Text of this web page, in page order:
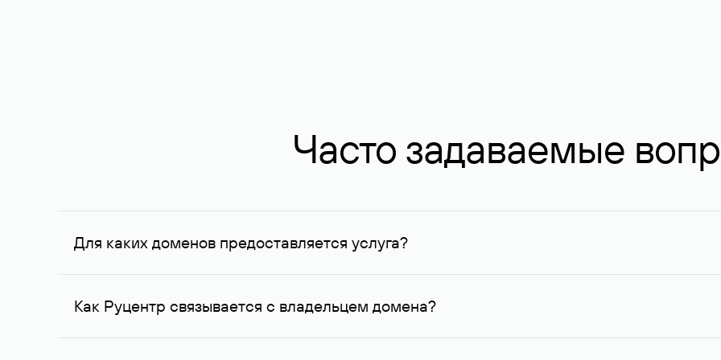
Часто задаваемые
Для каких доменов предоставляется услуга?
Услуга доступна для доменов, зарегистрированных в Руцентре и у других регистраторов. Для доменов,
Как Руцентр связывается с владельцем домена?
Для связи с владельцем домена используются его контактные данные, доступные Руцентру.